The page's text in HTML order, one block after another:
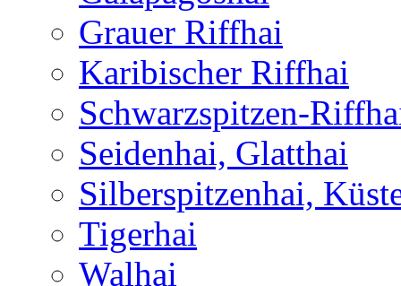
Grauer Riffhai
Karibischer Riffhai
Schwarzspitzen-
Seidenhai, Glatthai
Silberspitzenhai,
Tigerhai
Walhai